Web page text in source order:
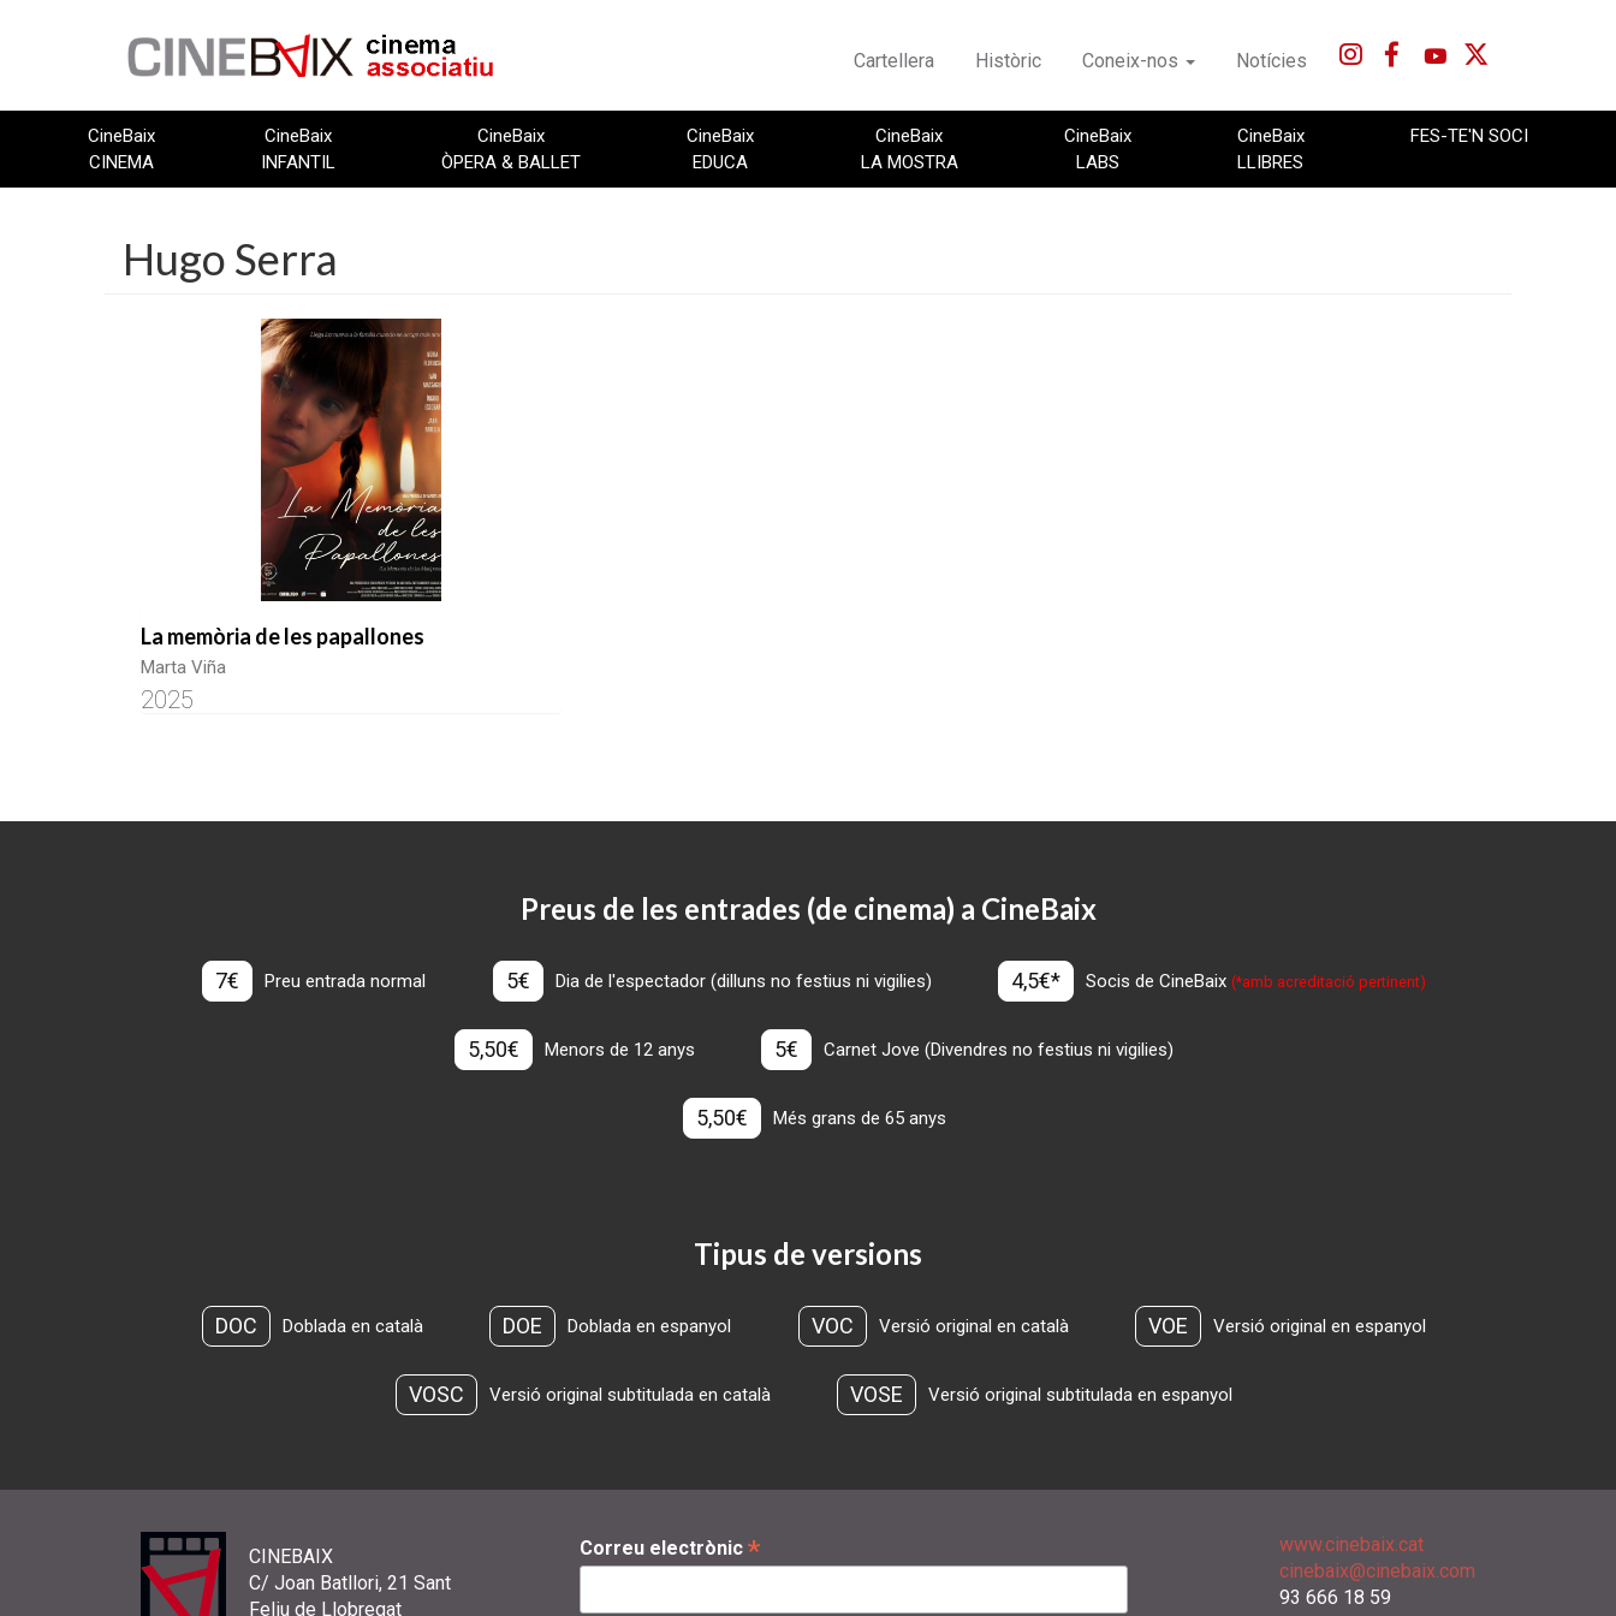
Cartellera Històric Coneix-nos Notícies
CineBaix
CINEMA
CineBaix
INFANTIL
CineBaix
ÒPERA & BALLET
CineBaix
EDUCA
CineBaix
LA MOSTRA
CineBaix
LABS
CineBaix
LLIBRES
FES-TE'N SOCI
Hugo Serra
La memòria de les papallones
Marta Viña
2025
Preus de les entrades (de cinema) a CineBaix
7€ Preu entrada normal 5€ Dia de l'espectador (dilluns no festius ni vigilies) 4,5€* Socis de CineBaix(*amb acreditació pertinent)
5,50€ Menors de 12 anys 5€ Carnet Jove (Divendres no festius ni vigilies)
5,50€ Més grans de 65 anys
Tipus de versions
DOC Doblada en català DOE Doblada en espanyol VOC Versió original en català VOE Versió original en espanyol
VOSC Versió original subtitulada en català VOSE Versió original subtitulada en espanyol
CINEBAIX
C/ Joan Batllori, 21 Sant
Feliu de Llobregat
Correu electrònic *
www.cinebaix.cat
cinebaix@cinebaix.com
93 666 18 59